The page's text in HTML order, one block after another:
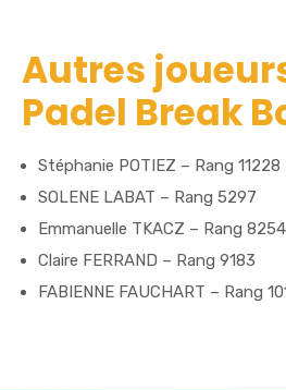
Autres
Padel Break
Stéphanie POTIEZ – Rang 11228
SOLENE LABAT – Rang 5297
Emmanuelle TKACZ – Rang 8254
Claire FERRAND – Rang 9183
FABIENNE FAUCHART – Rang